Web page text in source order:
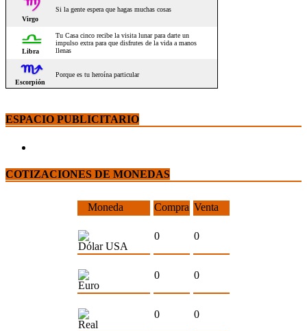
ESPACIO PUBLICITARIO
COTIZACIONES DE MONEDAS
Moneda Compra Venta
Dólar USA
0 0
Euro
0 0
Real
0 0